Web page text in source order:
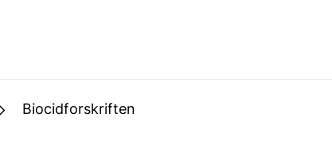
Biocidforskriften